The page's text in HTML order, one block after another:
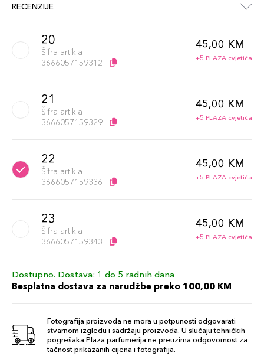
RECENZIJE
20
Šifra artikla
3666057159312
45,00 KM
+5 PLAZA cvjetića
21
Šifra artikla
3666057159329
45,00 KM
+5 PLAZA cvjetića
22
Šifra artikla
3666057159336
45,00 KM
+5 PLAZA cvjetića
23
Šifra artikla
3666057159343
45,00 KM
+5 PLAZA cvjetića
24
Šifra artikla
45,00 KM
25
Šifra artikla
45,00 KM
Dostupno. Dostava: 1 do 5 radnih dana
Besplatna dostava za narudžbe preko 100,00 KM
Fotografija proizvoda ne mora u potpunosti odgovarati
stvarnom izgledu i sadržaju proizvoda. U slučaju tehničkih
pogrešaka Plaza parfumerija ne preuzima odgovornost za
tačnost prikazanih cijena i fotografija.